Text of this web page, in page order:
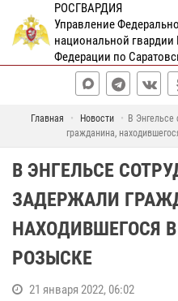
РОСГВАРДИЯ
Управление
национальной гвардии
Федерации по
Главная Новости
В Энгельсе
гражданина,
В ЭНГЕЛЬСЕ
ЗАДЕРЖАЛИ
НАХОДИВШЕГОСЯ
РОЗЫСКЕ
21 января 2022, 06:02